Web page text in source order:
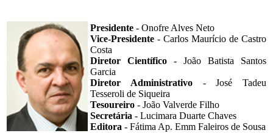
Presidente - Onofre Alves Neto
Vice-Presidente - Carlos Maurício de Castro
Costa
Diretor Científico - João Batista Santos
Garcia
Diretor Administrativo- José Tadeu
Tesseroli de Siqueira
Tesoureiro - João Valverde Filho
Secretária - Lucimara Duarte Chaves
Editora - Fátima Ap. Emm Faleiros de Sousa